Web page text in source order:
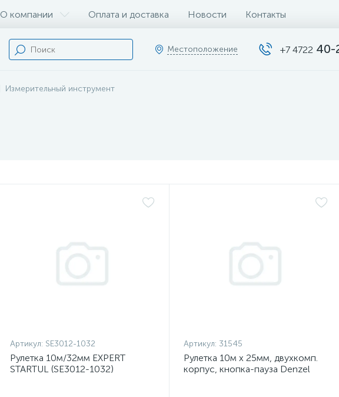
О компании Оплата и доставка Новости Контакты
Местоположение +7 4722 40-
Измерительный инструмент
Артикул: SE3012-1032
Рулетка 10м/32мм EXPERT
STARTUL (SE3012-1032)
Артикул: 31545
Рулетка 10м х 25мм, двухкомп.
корпус, кнопка-пауза Denzel